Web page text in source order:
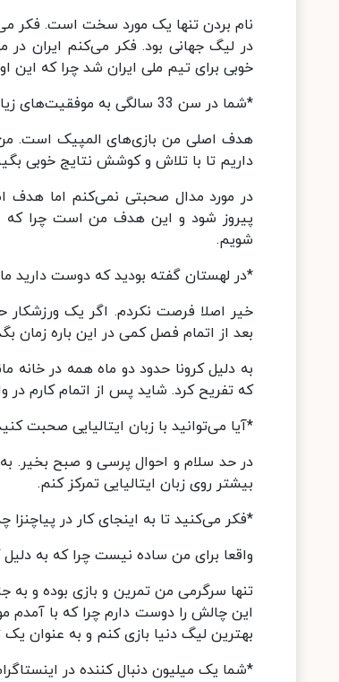
خوبی برای تیم ملی ایران شد چرا که این
*شما در سن 33 سالگی به موفقیت‌های زیادی دست پیدا کرده‌اید؛ هدف بعدی شما چیست؟
هدف اصلی من بازی‌های المپیک است. من
داریم تا با تلاش و کوشش نتایج خوبی
در مورد مدال صحبتی نمی‌کنم اما هدف
پیروز شود و این هدف من است چرا که
شویم.
*در لهستان گفته بودید که دوست دارید
خیر اصلا فرصت نکردم. اگر یک
بعد از اتمام فصل کمی در این باره زمان
به دلیل کرونا حدود دو ماه همه در خانه
که تفریح کرد. شاید پس از اتمام کارم در
*آیا می‌توانید با زبان ایتالیایی صحبت
در حد سلام و احوال پرسی و صبح بخیر.
بیشتر روی زبان ایتالیایی تمرکز کنم.
*فکر می‌کنید تا به اینجای کار در
واقعا برای من ساده نیست چرا که به
تنها سرگرمی من تمرین و بازی بوده و
این چالش را دوست دارم چرا که با آمدم
بهترین لیگ دنیا بازی کنم و به عنوان
*شما یک میلیون دنبال کننده در